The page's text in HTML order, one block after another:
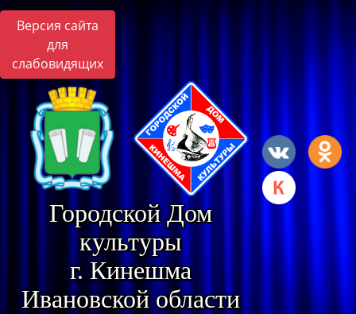
Версия сайта
для
слабовидящих
Городской Дом
культуры
г. Кинешма
Ивановской области